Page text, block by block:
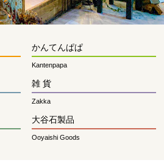
かんてんぱぱ
Kantenpapa
雑 貨
Zakka
大谷石製品
Ooyaishi Goods